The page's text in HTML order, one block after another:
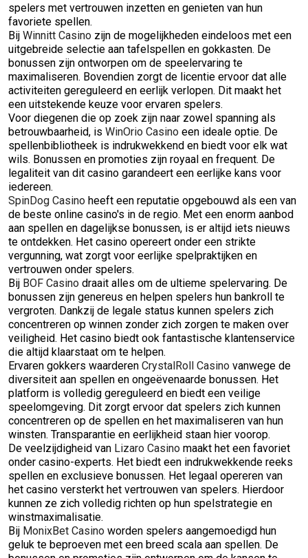
spelers met vertrouwen inzetten en genieten van hun
favoriete spellen.
Bij Winnitt Casino zijn de mogelijkheden eindeloos met een
uitgebreide selectie aan tafelspellen en gokkasten. De
bonussen zijn ontworpen om de speelervaring te
maximaliseren. Bovendien zorgt de licentie ervoor dat alle
activiteiten gereguleerd en eerlijk verlopen. Dit maakt het
een uitstekende keuze voor ervaren spelers.
Voor diegenen die op zoek zijn naar zowel spanning als
betrouwbaarheid, is WinOrio Casino een ideale optie. De
spellenbibliotheek is indrukwekkend en biedt voor elk wat
wils. Bonussen en promoties zijn royaal en frequent. De
legaliteit van dit casino garandeert een eerlijke kans voor
iedereen.
SpinDog Casino heeft een reputatie opgebouwd als een van
de beste online casino's in de regio. Met een enorm aanbod
aan spellen en dagelijkse bonussen, is er altijd iets nieuws
te ontdekken. Het casino opereert onder een strikte
vergunning, wat zorgt voor eerlijke spelpraktijken en
vertrouwen onder spelers.
Bij BOF Casino draait alles om de ultieme spelervaring. De
bonussen zijn genereus en helpen spelers hun bankroll te
vergroten. Dankzij de legale status kunnen spelers zich
concentreren op winnen zonder zich zorgen te maken over
veiligheid. Het casino biedt ook fantastische klantenservice
die altijd klaarstaat om te helpen.
Ervaren gokkers waarderen CrystalRoll Casino vanwege de
diversiteit aan spellen en ongeëvenaarde bonussen. Het
platform is volledig gereguleerd en biedt een veilige
speelomgeving. Dit zorgt ervoor dat spelers zich kunnen
concentreren op de spellen en het maximaliseren van hun
winsten. Transparantie en eerlijkheid staan hier voorop.
De veelzijdigheid van Lizaro Casino maakt het een favoriet
onder casino-experts. Het biedt een indrukwekkende reeks
spellen en exclusieve bonussen. Het legaal opereren van
het casino versterkt het vertrouwen van spelers. Hierdoor
kunnen ze zich volledig richten op hun spelstrategie en
winstmaximalisatie.
Bij MonixBet Casino worden spelers aangemoedigd hun
geluk te beproeven met een breed scala aan spellen. De